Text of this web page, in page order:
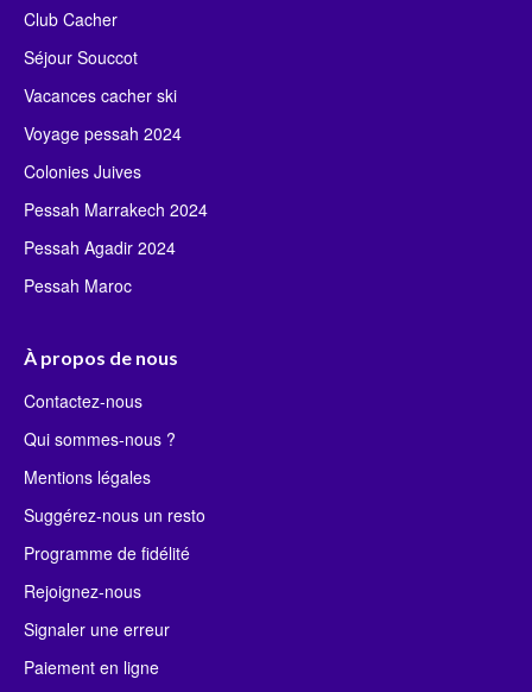
Club Cacher
Séjour Souccot
Vacances cacher ski
Voyage pessah 2024
Colonies Juives
Pessah Marrakech 2024
Pessah Agadir 2024
Pessah Maroc
À propos de nous
Contactez-nous
Qui sommes-nous ?
Mentions légales
Suggérez-nous un resto
Programme de fidélité
Rejoignez-nous
Signaler une erreur
Paiement en ligne